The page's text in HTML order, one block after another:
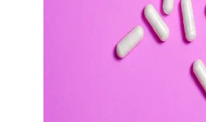
EBOOKS
PODCASTS